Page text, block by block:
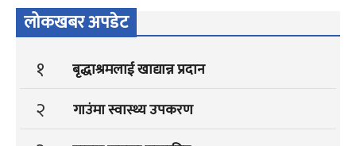
लोकखबर अपडेट
१ बृद्धाश्रमलाई खाद्यान्न प्रदान
२ गाउंमा स्वास्थ्य उपकरण